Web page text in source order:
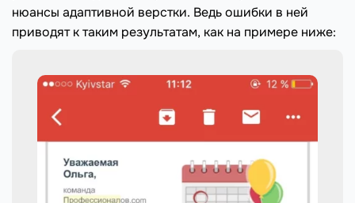
нюансы адаптивной верстки. Ведь ошибки в ней
приводят к таким результатам, как на примере ниже: